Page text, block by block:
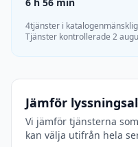
4tjänster i katalogen
Tjänster kontrollerade 2
Jämför
Vi jämför tjänsterna
kan välja utifrån hela